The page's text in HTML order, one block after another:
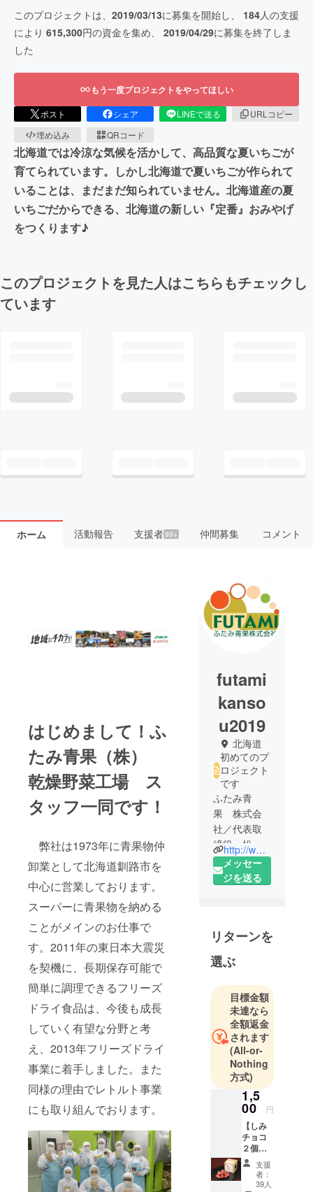
このプロジェクトは、 2019/03/13に募集を開始し、 184人の支援
により 615,300円の資金を集め、 2019/04/29に募集を終了しま
した
もう一度プロジェクトをやってほしい
ポスト シェア LINEで送る
URLコピー
埋め込み
QRコード
北海道では冷涼な気候を活かして、高品質な夏いちごが
育てられています。しかし北海道で夏いちごが作られて
いることは、まだまだ知られていません。北海道産の夏
いちごだからできる、北海道の新しい『定番』おみやげ
をつくります♪
このプロジェクトを見た人はこちらもチェックし
ています
ホーム 活動報告 支援者99+ 仲間募集 コメント
はじめまして！ふ
たみ青果（株）
乾燥野菜工場 ス
タッフ一同です！
弊社は1973年に青果物仲
卸業として北海道釧路市を
中心に営業しております。
スーパーに青果物を納める
ことがメインのお仕事で
す。2011年の東日本大震災
を契機に、長期保存可能で
簡単に調理できるフリーズ
ドライ食品は、今後も成長
していく有望な分野と考
え、2013年フリーズドライ
事業に着手しました。また
同様の理由でレトルト事業
にも取り組んでおります。
futami
kanso
u2019
北海道
初めてのプ
ロジェクト
です
ふたみ青
果 株式会
社／代表取
締役 松
本 厚／北
海道釧路市
卸業・食品
加工業
http://www.futami-seika.co.jp
メッセー
ジを送る
リターンを
選ぶ
目標金額
未達なら
全額返金
されます
(All-or-
Nothing
方式)
1,5
00 円
【しみ
チョコ
２個
セッ
ト】
DREET
支援
者：
39人